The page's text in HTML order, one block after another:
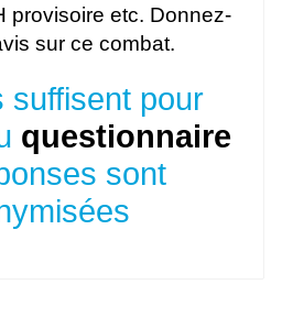
provisoire etc. Donnez-
sur ce combat.
suffisent pour
questionnaire
sont